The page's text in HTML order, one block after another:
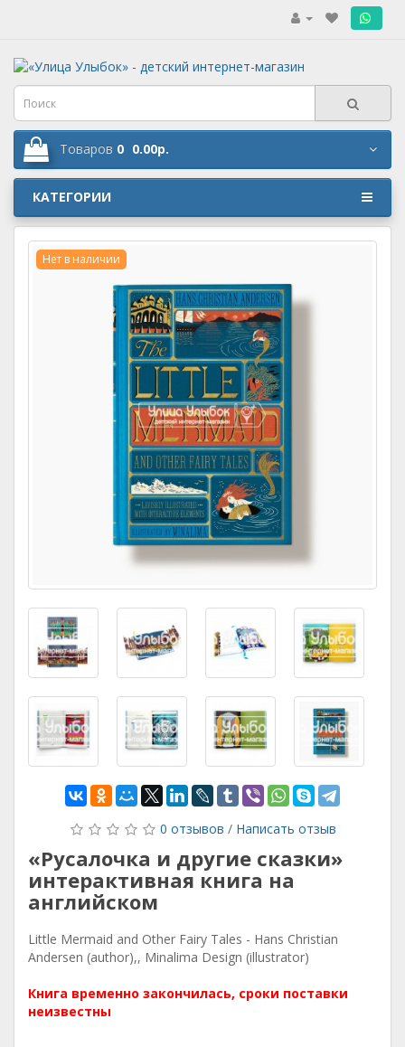
Товаров 0 0.00р.
КАТЕГОРИИ
Нет в наличии
0 отзывов / Написать отзыв
«Русалочка и другие сказки»
интерактивная книга на
английском
Little Mermaid and Other Fairy Tales - Hans Christian
Andersen (author),, Minalima Design (illustrator)
Книга временно закончилась, сроки поставки
неизвестны